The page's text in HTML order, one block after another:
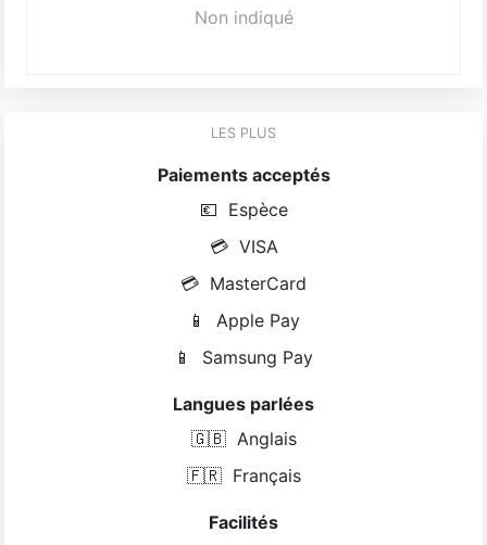
Non indiqué
LES PLUS
Paiements acceptés
💶 Espèce
💳 VISA
💳 MasterCard
📱
Apple Pay
📱
Samsung Pay
Langues parlées
🇬🇧 Anglais
🇫🇷 Français
Facilités